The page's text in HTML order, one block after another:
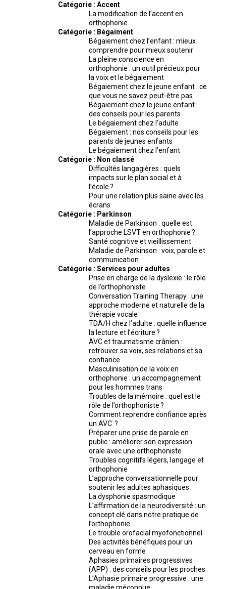
Catégorie : Accent
La modification de l’accent en
orthophonie
Catégorie : Bégaiment
Bégaiement chez l’enfant : mieux
comprendre pour mieux soutenir
La pleine conscience en
orthophonie : un outil précieux pour
la voix et le bégaiement
Bégaiement chez le jeune enfant : ce
que vous ne savez peut-être pas
Bégaiement chez le jeune enfant :
des conseils pour les parents
Le bégaiement chez l’adulte
Bégaiement : nos conseils pour les
parents de jeunes enfants
Le bégaiement chez l’enfant
Catégorie : Non classé
Difficultés langagières : quels
impacts sur le plan social et à
l’école ?
Pour une relation plus saine avec les
écrans
Catégorie : Parkinson
Maladie de Parkinson : quelle est
l’approche LSVT en orthophonie ?
Santé cognitive et vieillissement
Maladie de Parkinson : voix, parole et
communication
Catégorie : Services pour adultes
Prise en charge de la dyslexie : le rôle
de l’orthophoniste
Conversation Training Therapy : une
approche moderne et naturelle de la
thérapie vocale
TDA/H chez l’adulte : quelle influence
la lecture et l’écriture ?
AVC et traumatisme crânien :
retrouver sa voix, ses relations et sa
confiance
Masculinisation de la voix en
orthophonie : un accompagnement
pour les hommes trans
Troubles de la mémoire : quel est le
rôle de l’orthophoniste ?
Comment reprendre confiance après
un AVC ?
Préparer une prise de parole en
public : améliorer son expression
orale avec une orthophoniste
Troubles cognitifs légers, langage et
orthophonie
L’approche conversationnelle pour
soutenir les adultes aphasiques
La dysphonie spasmodique
L’affirmation de la neurodiversité : un
concept clé dans notre pratique de
l’orthophonie
Le trouble orofacial myofonctionnel
Des activités bénéfiques pour un
cerveau en forme
Aphasies primaires progressives
(APP) : des conseils pour les proches
L’Aphasie primaire progressive : une